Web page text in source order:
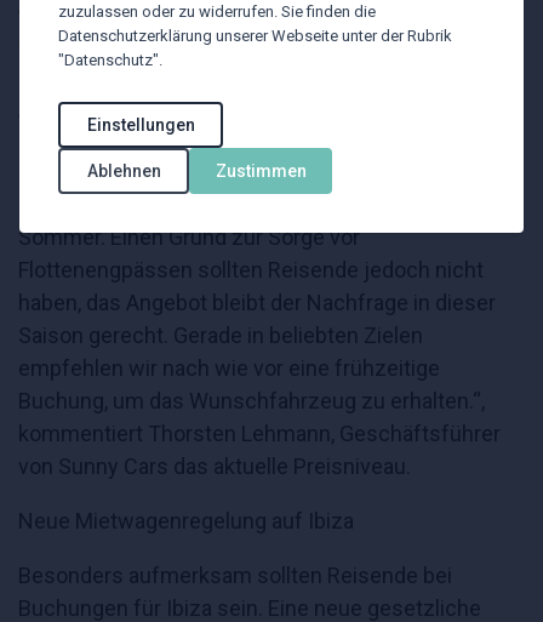
Vancouver als auch in Montreal liegen die
Wochenpreise aktuell bei 496 EUR.
„Viele Reisende zieht es in den Sommermonaten
noch stärker ins nähere europäische Ausland.
Fernreisen haben in diesem Jahr leicht
Sommer. Einen Grund zur Sorge vor
Flottenengpässen sollten Reisende jedoch nicht
haben, das Angebot bleibt der Nachfrage in dieser
Saison gerecht. Gerade in beliebten Zielen
empfehlen wir nach wie vor eine frühzeitige
Buchung, um das Wunschfahrzeug zu erhalten.“,
kommentiert Thorsten Lehmann, Geschäftsführer
von Sunny Cars das aktuelle Preisniveau.
Neue Mietwagenregelung auf Ibiza
Besonders aufmerksam sollten Reisende bei
Buchungen für Ibiza sein. Eine neue gesetzliche
zuzulassen oder zu widerrufen. Sie finden die
Datenschutzerklärung unserer Webseite unter der Rubrik
"Datenschutz".
Einstellungen
Ablehnen Zustimmen